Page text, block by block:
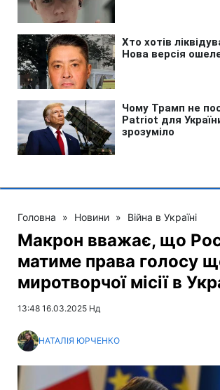
Головна » Новини » Війна в Україні
Макрон вважає, що
матиме права голосу
миротворчої місії в
13:48 16.03.2025 Нд
НАТАЛІЯ ЮРЧЕНКО